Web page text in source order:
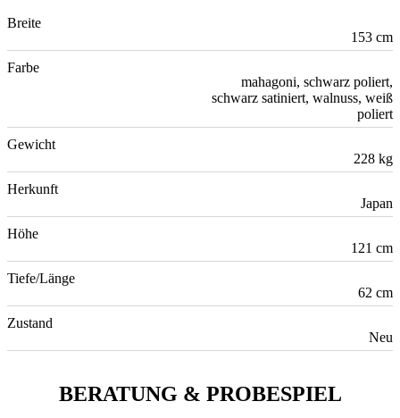
Breite
153 cm
Farbe
mahagoni, schwarz poliert,
schwarz satiniert, walnuss, weiß
poliert
Gewicht
228 kg
Herkunft
Japan
Höhe
121 cm
Tiefe/Länge
62 cm
Zustand
Neu
BERATUNG & PROBESPIEL